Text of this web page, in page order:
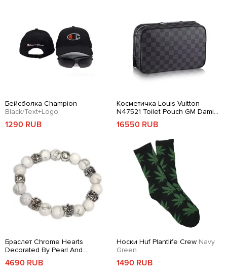
Бейсболка Champion
Black/Text+Logo
1290 RUB
Косметичка Louis Vuitton
N47521 Toilet Pouch GM Damier
Graphite Canvas
16550 RUB
Браслет Chrome Hearts
Decorated By Pearl And
Symbols White
4690 RUB
Носки Huf Plantlife Crew Navy
Green
1490 RUB